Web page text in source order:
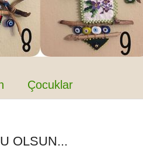
Çocuklar
OLSUN...